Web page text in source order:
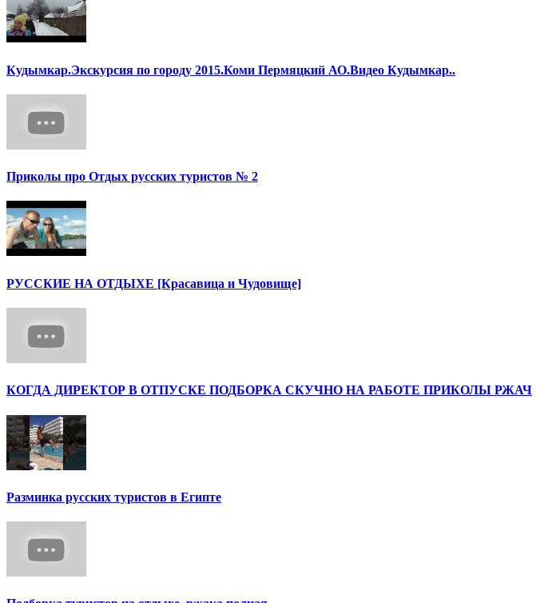
Кудымкар.Экскурсия по городу 2015.Коми Пермяцкий АО.Видео Кудымкар..
Приколы про Отдых русских туристов № 2
РУССКИЕ НА ОТДЫХЕ [Красавица и Чудовище]
КОГДА ДИРЕКТОР В ОТПУСКЕ ПОДБОРКА СКУЧНО НА РАБОТЕ ПРИКОЛЫ РЖАЧ
Разминка русских туристов в Египте